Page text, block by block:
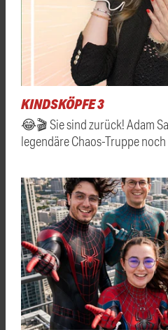
KINDSKÖPFE 3
😂🎬 Sie sind zurück! Adam
legendäre Chaos-Truppe